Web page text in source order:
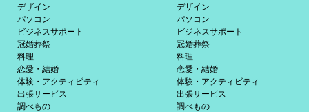
デザイン
パソコン
ビジネスサポート
冠婚葬祭
料理
恋愛・結婚
体験・アクティビティ
出張サービス
調べもの
デザイン
パソコン
ビジネスサポート
冠婚葬祭
料理
恋愛・結婚
体験・アクティビティ
出張サービス
調べもの